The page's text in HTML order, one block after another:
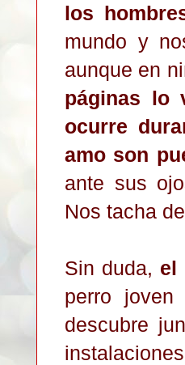
los
mundo y
aunque en
páginas lo
ocurre
amo son
ante sus
Nos tacha
Sin duda, el
perro
descubre